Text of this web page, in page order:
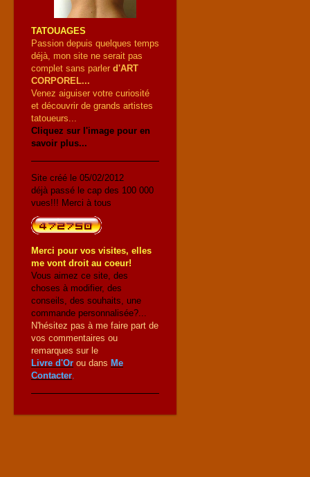
TATOUAGES
Passion depuis quelques temps
déjà, mon site ne serait pas
complet sans parler d'ART
CORPOREL...
Venez aiguiser votre curiosité
et découvrir de grands artistes
tatoueurs...
Cliquez sur l'image pour en
savoir plus...
Site créé le 05/02/2012
déjà passé le cap des 100 000
vues!!! Merci à tous
Merci pour vos visites, elles
me vont droit au coeur!
Vous aimez ce site, des
choses à modifier, des
conseils, des souhaits, une
commande personnalisée?...
N'hésitez pas à me faire part de
vos commentaires ou
remarques sur le
Livre d'Or ou dans Me
Contacter.